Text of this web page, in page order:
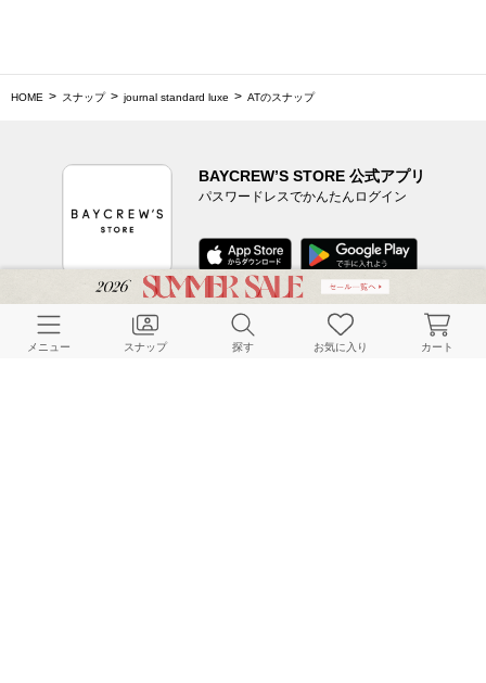
HOME スナップ journal standard luxe ATのスナップ
BAYCREW’S STORE 公式アプリ
パスワードレスでかんたんログイン
CUSTOMER SERVICE
メニュー スナップ 探す お気に入り カート